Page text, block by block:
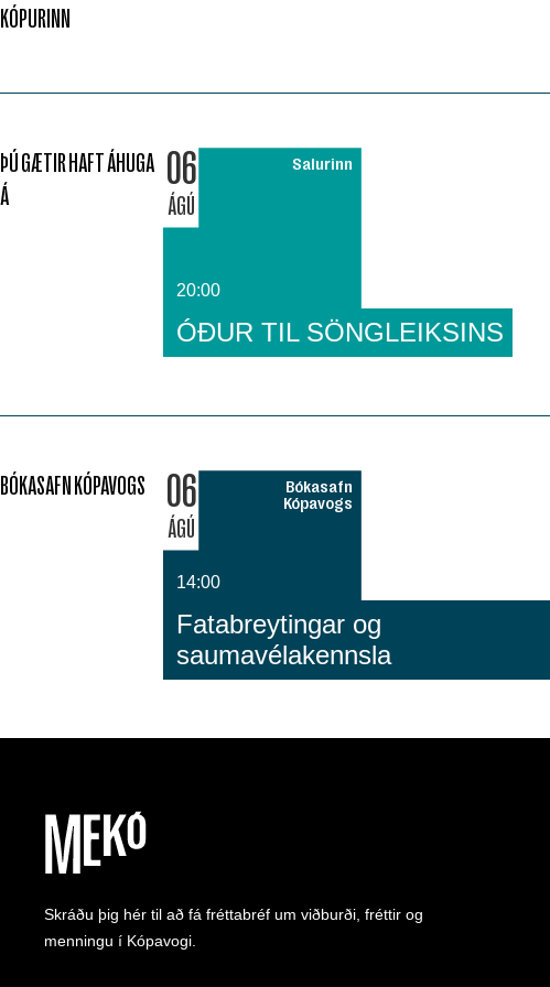
KÓPURINN
ÞÚ GÆTIR HAFT ÁHUGA
Á
06
ÁGÚ
Salurinn
20:00
ÓÐUR TIL SÖNGLEIKSINS
BÓKASAFN KÓPAVOGS 06
ÁGÚ
Bókasafn
Kópavogs
14:00
Fatabreytingar og
saumavélakennsla
Skráðu þig hér til að fá fréttabréf um viðburði, fréttir og
menningu í Kópavogi.